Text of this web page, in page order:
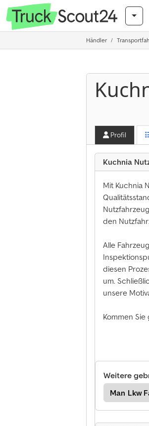
Händler
Profil
Kuchnia
Mit Kuchnia
den
Alle
diesen
um.
unsere
Kommen
Weitere
Man Lkw